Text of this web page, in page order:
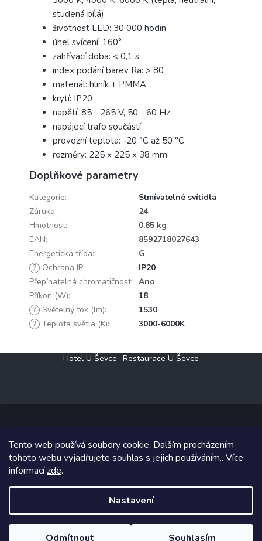
Tento web používá soubory cookie. Dalším procházením
tohoto webu vyjadřujete souhlas s jejich používáním.. Více
informacízde.
Nastavení
Odmítnout Souhlasím
studená bílá)
životnost LED: 30 000 hodin
úhel svícení: 160°
zahřívací doba: < 0,1 s
index podání barev Ra: > 80
materiál: hliník + PMMA
krytí: IP20
napětí: 85 - 265 V, 50 - 60 Hz
napájecí trafo součástí
provozní teplota: -20 °C až 50 °C
rozměry: 225 x 225 x 38 mm
Doplňkové parametry
Kategorie:
Stmívatelné svítidla
Záruka:
24
Hmotnost:
0.85 kg
EAN:
8592718027643
Energetická třída:
G
? Ochrana IP:
IP20
Přepínatelná chromatičnost: Ano
Příkon (W):
18
? Světelný tok (lm):
1530
? Teplota světla (K): 3000-6000K
Hotel U Ševce Restaurace U Ševce
Copyright 2026Elektro Klesný s.r.o.. Všechna práva vyhrazena.
Grafický návrh vytvořil a na Shoptet implementoval
Shoptetak.cz.
Vytvořil Shoptet